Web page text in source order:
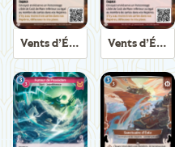
Vents d’Éole Vents d’Éole